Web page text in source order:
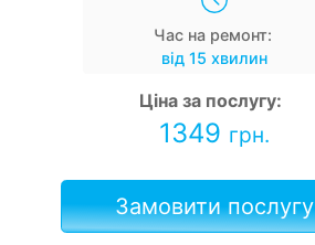
Час на ремонт:
від 15 хвилин
Ціна за послугу:
1349 грн.
Замовити послугу